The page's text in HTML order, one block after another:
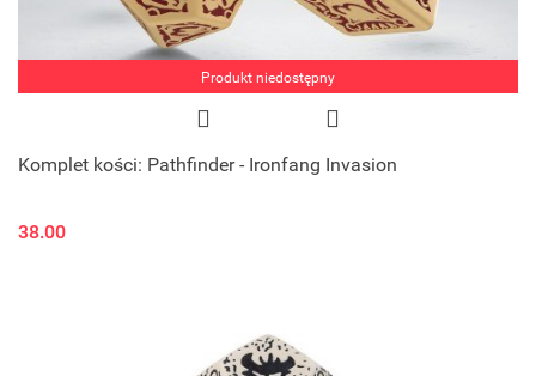
Produkt niedostępny
Komplet kości: Pathfinder - Ironfang Invasion
38.00